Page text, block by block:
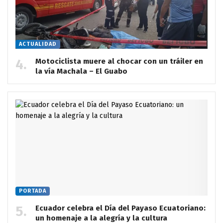
ACTUALIDAD
Motociclista muere al chocar con un tráiler en
la vía Machala – El Guabo
PORTADA
Ecuador celebra el Día del Payaso Ecuatoriano:
un homenaje a la alegría y la cultura